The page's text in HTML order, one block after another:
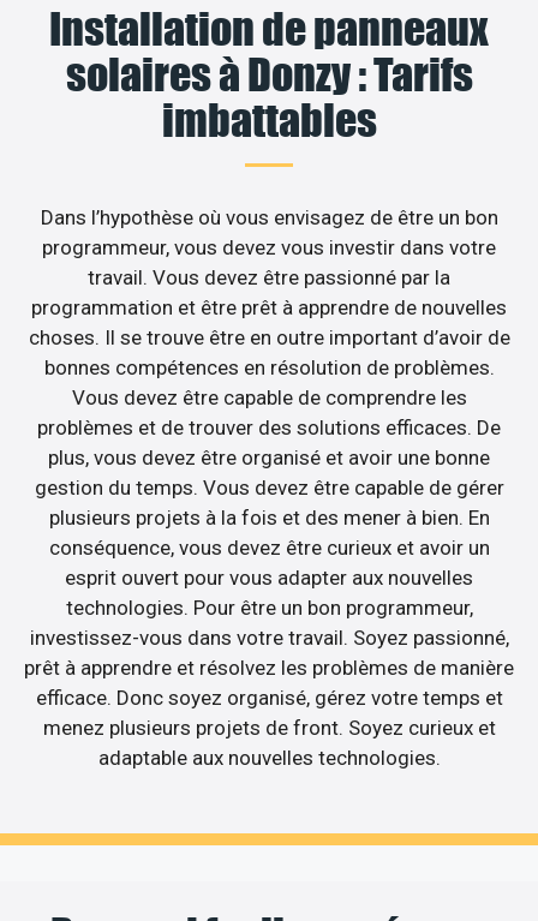
Installation de panneaux
solaires à Donzy : Tarifs
imbattables
Dans l’hypothèse où vous envisagez de être un bon
programmeur, vous devez vous investir dans votre
travail. Vous devez être passionné par la
programmation et être prêt à apprendre de nouvelles
choses. Il se trouve être en outre important d’avoir de
bonnes compétences en résolution de problèmes.
Vous devez être capable de comprendre les
problèmes et de trouver des solutions efficaces. De
plus, vous devez être organisé et avoir une bonne
gestion du temps. Vous devez être capable de gérer
plusieurs projets à la fois et des mener à bien. En
conséquence, vous devez être curieux et avoir un
esprit ouvert pour vous adapter aux nouvelles
technologies. Pour être un bon programmeur,
investissez-vous dans votre travail. Soyez passionné,
prêt à apprendre et résolvez les problèmes de manière
efficace. Donc soyez organisé, gérez votre temps et
menez plusieurs projets de front. Soyez curieux et
adaptable aux nouvelles technologies.